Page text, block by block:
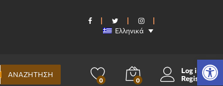
Ανοίξτε τη γραμμή εργαλείων
Ελληνικά
ΑΝΑΖΗΤΗΣΗ
0 0
Log in
Register